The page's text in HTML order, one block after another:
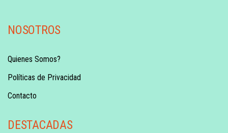
NOSOTROS
Quienes Somos?
Políticas de Privacidad
Contacto
DESTACADAS